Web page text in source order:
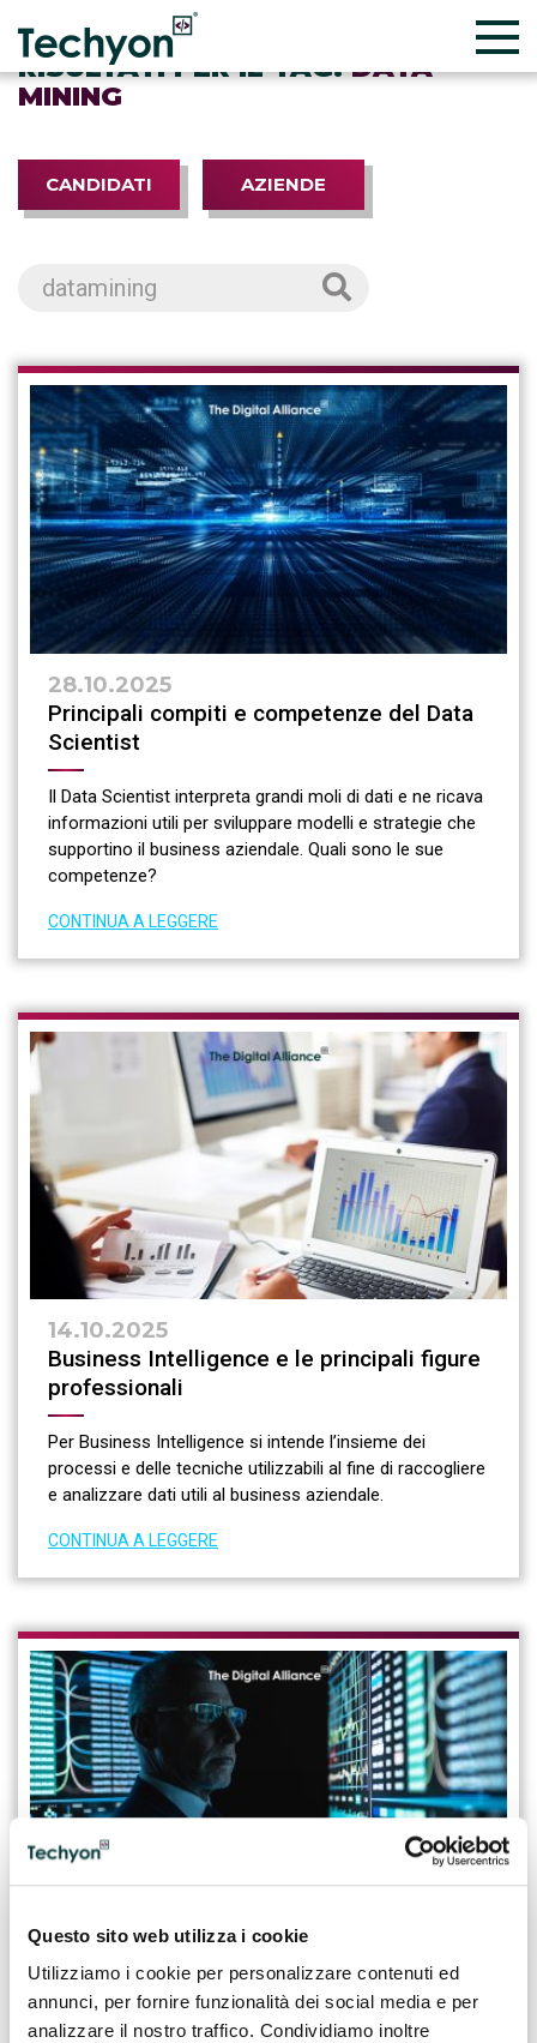
Questo sito web utilizza i cookie
Utilizziamo i cookie per personalizzare contenuti ed
annunci, per fornire funzionalità dei social media e per
analizzare il nostro traffico. Condividiamo inoltre
RISULTATI PER IL TAG:DATA
MINING
CANDIDATI AZIENDE
28.10.2025
Principali compiti e competenze del Data
Scientist
Il Data Scientist interpreta grandi moli di dati e ne ricava
informazioni utili per sviluppare modelli e strategie che
supportino il business aziendale. Quali sono le sue
competenze?
CONTINUA A LEGGERE
14.10.2025
Business Intelligence e le principali figure
professionali
Per Business Intelligence si intende l’insieme dei
processi e delle tecniche utilizzabili al fine di raccogliere
e analizzare dati utili al business aziendale.
CONTINUA A LEGGERE
05.05.2025
Professione Data Miner: ruolo e principali
competenze